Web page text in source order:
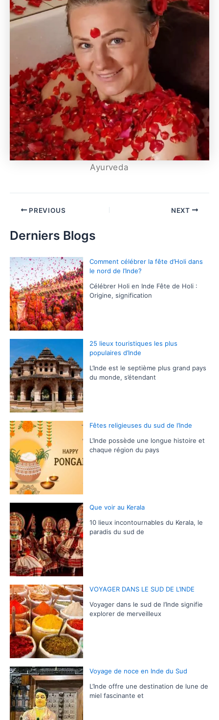
Ayurveda
PREVIOUS NEXT
Derniers Blogs
Comment célébrer la fête d’Holi dans
le nord de l’Inde?
Célébrer Holi en Inde Fête de Holi :
Origine, signification
25 lieux touristiques les plus
populaires d’Inde
L’Inde est le septième plus grand pays
du monde, s’étendant
Fêtes religieuses du sud de l’Inde
L’Inde possède une longue histoire et
chaque région du pays
Que voir au Kerala
10 lieux incontournables du Kerala, le
paradis du sud de
VOYAGER DANS LE SUD DE L’INDE
Voyager dans le sud de l’Inde signifie
explorer de merveilleux
Voyage de noce en Inde du Sud
L’Inde offre une destination de lune de
miel fascinante et